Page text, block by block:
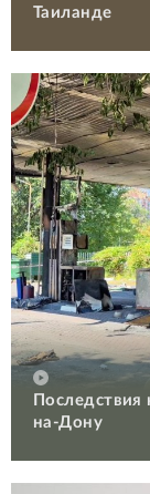
Таиланде
на-Дону